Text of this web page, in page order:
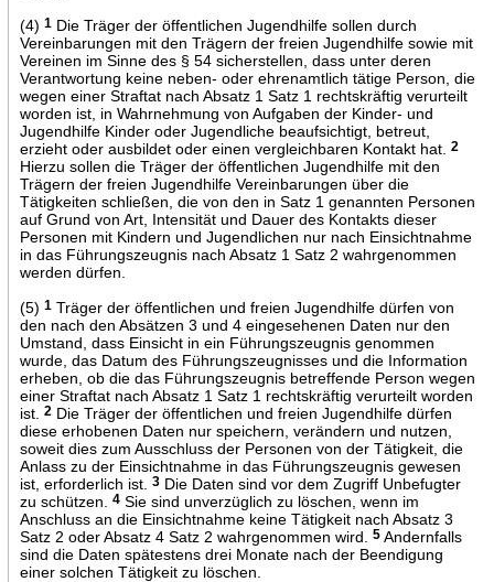
(4) 1Die Träger der öffentlichen Jugendhilfe sollen durch
Vereinbarungen mit den Trägern der freien Jugendhilfe sowie mit
Vereinen im Sinne des § 54 sicherstellen, dass unter deren
Verantwortung keine neben- oder ehrenamtlich tätige Person, die
wegen einer Straftat nach Absatz 1 Satz 1 rechtskräftig verurteilt
worden ist, in Wahrnehmung von Aufgaben der Kinder- und
Jugendhilfe Kinder oder Jugendliche beaufsichtigt, betreut,
erzieht oder ausbildet oder einen vergleichbaren Kontakt hat.
2
Hierzu sollen die Träger der öffentlichen Jugendhilfe mit den
Trägern der freien Jugendhilfe Vereinbarungen über die
Tätigkeiten schließen, die von den in Satz 1 genannten Personen
auf Grund von Art, Intensität und Dauer des Kontakts dieser
Personen mit Kindern und Jugendlichen nur nach Einsichtnahme
in das Führungszeugnis nach Absatz 1 Satz 2 wahrgenommen
werden dürfen.
(5) 1Träger der öffentlichen und freien Jugendhilfe dürfen von
den nach den Absätzen 3 und 4 eingesehenen Daten nur den
Umstand, dass Einsicht in ein Führungszeugnis genommen
wurde, das Datum des Führungszeugnisses und die Information
erheben, ob die das Führungszeugnis betreffende Person wegen
einer Straftat nach Absatz 1 Satz 1 rechtskräftig verurteilt worden
ist.
2Die Träger der öffentlichen und freien Jugendhilfe dürfen
diese erhobenen Daten nur speichern, verändern und nutzen,
soweit dies zum Ausschluss der Personen von der Tätigkeit, die
Anlass zu der Einsichtnahme in das Führungszeugnis gewesen
ist, erforderlich ist.
3Die Daten sind vor dem Zugriff Unbefugter
zu schützen.
4Sie sind unverzüglich zu löschen, wenn im
Anschluss an die Einsichtnahme keine Tätigkeit nach Absatz 3
Satz 2 oder Absatz 4 Satz 2 wahrgenommen wird.
5Andernfalls
sind die Daten spätestens drei Monate nach der Beendigung
einer solchen Tätigkeit zu löschen.